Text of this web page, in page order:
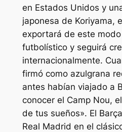
en Estados Unidos y
japonesa de Koriyama,
exportará de este
futbolístico y seguirá
internacionalmente.
firmó como azulgrana
antes habían viajado a
conocer el Camp Nou,
de tus sueños». El
Real Madrid en el